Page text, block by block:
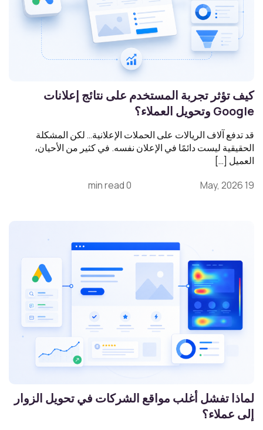
كيف تؤثر تجربة المستخدم على نتائج إعلانات
Google وتحويل العملاء؟
قد تدفع آلاف الريالات على الحملات الإعلانية… لكن المشكلة
الحقيقية ليست دائمًا في الإعلان نفسه. في كثير من الأحيان،
العميل […]
19 May, 2026
0 min read
لماذا تفشل أغلب مواقع الشركات في تحويل الزوار
إلى عملاء؟